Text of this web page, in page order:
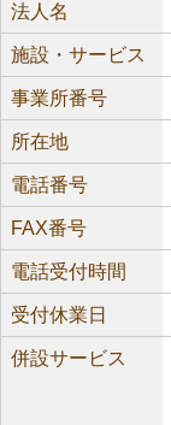
法人名
施設・サービス
事業所番号
所在地
電話番号
FAX番号
電話受付時間
受付休業日
併設サービス